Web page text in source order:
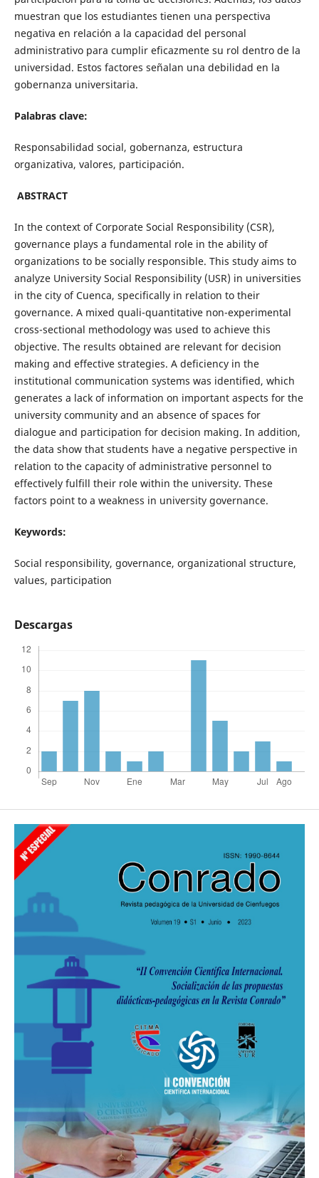
muestran que los estudiantes tienen una perspectiva
negativa en relación a la capacidad del personal
administrativo para cumplir eficazmente su rol dentro de la
universidad. Estos factores señalan una debilidad en la
gobernanza universitaria.
Palabras clave:
Responsabilidad social, gobernanza, estructura
organizativa, valores, participación.
ABSTRACT
In the context of Corporate Social Responsibility (CSR),
governance plays a fundamental role in the ability of
organizations to be socially responsible. This study aims to
analyze University Social Responsibility (USR) in universities
in the city of Cuenca, specifically in relation to their
governance. A mixed quali-quantitative non-experimental
cross-sectional methodology was used to achieve this
objective. The results obtained are relevant for decision
making and effective strategies. A deficiency in the
institutional communication systems was identified, which
generates a lack of information on important aspects for the
university community and an absence of spaces for
dialogue and participation for decision making. In addition,
the data show that students have a negative perspective in
relation to the capacity of administrative personnel to
effectively fulfill their role within the university. These
factors point to a weakness in university governance.
Keywords:
Social responsibility, governance, organizational structure,
values, participation
Descargas